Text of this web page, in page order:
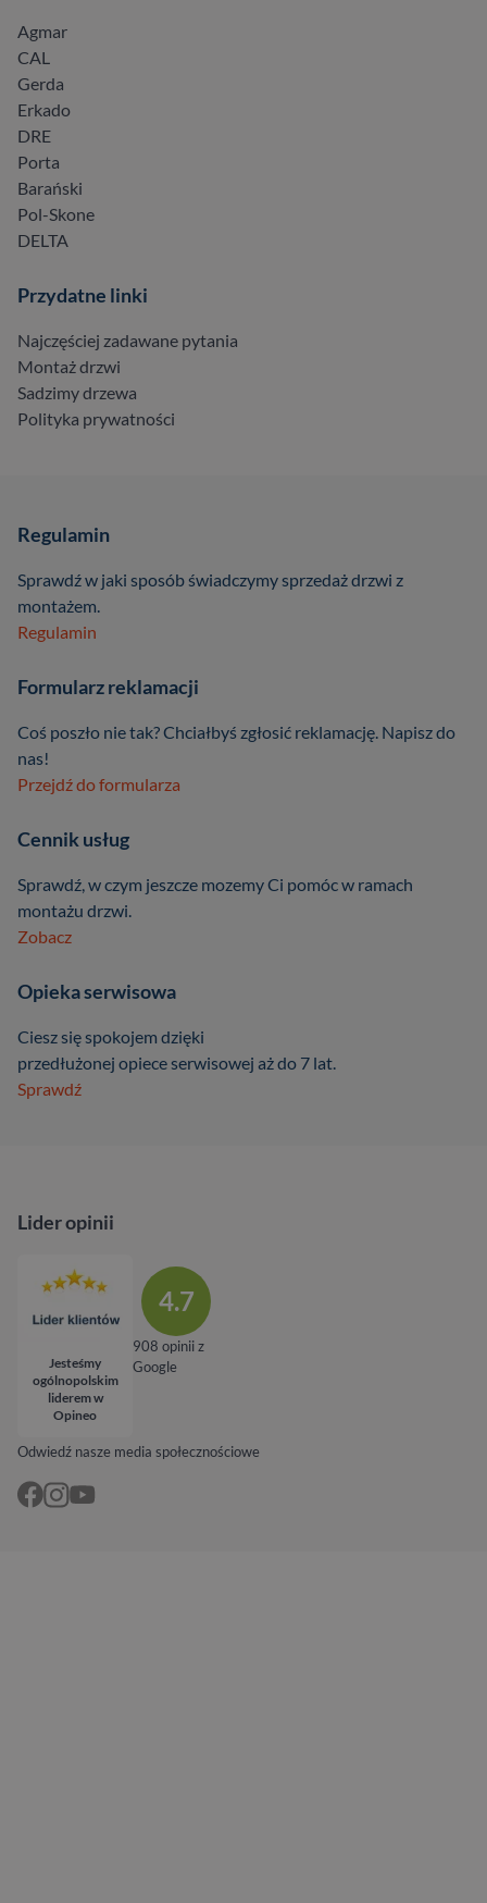
Agmar
CAL
Gerda
Erkado
DRE
Porta
Barański
Pol-Skone
DELTA
Przydatne linki
Najczęściej zadawane pytania
Montaż drzwi
Sadzimy drzewa
Polityka prywatności
Regulamin
Sprawdź w jaki sposób świadczymy sprzedaż drzwi z
montażem.
Regulamin
Formularz reklamacji
Coś poszło nie tak? Chciałbyś zgłosić reklamację. Napisz do
nas!
Przejdź do formularza
Cennik usług
Sprawdź, w czym jeszcze mozemy Ci pomóc w ramach
montażu drzwi.
Zobacz
Opieka serwisowa
Ciesz się spokojem dzięki
przedłużonej opiece serwisowej aż do 7 lat.
Sprawdź
Odwiedź nasze media społecznościowe
Lider opinii
Jesteśmy
ogólnopolskim
liderem w
Opineo
4.7
908 opinii z
Google